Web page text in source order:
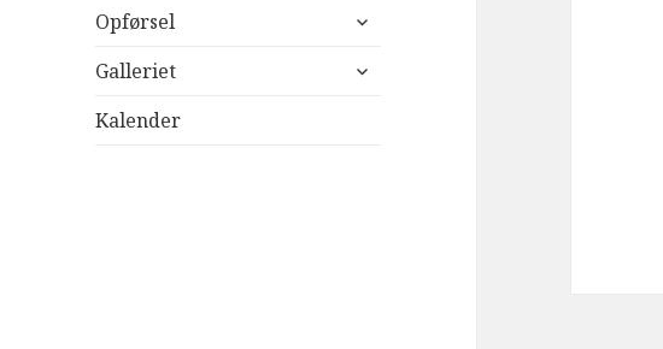
Opførsel
udvid
Galleriet
udvid
Kalender